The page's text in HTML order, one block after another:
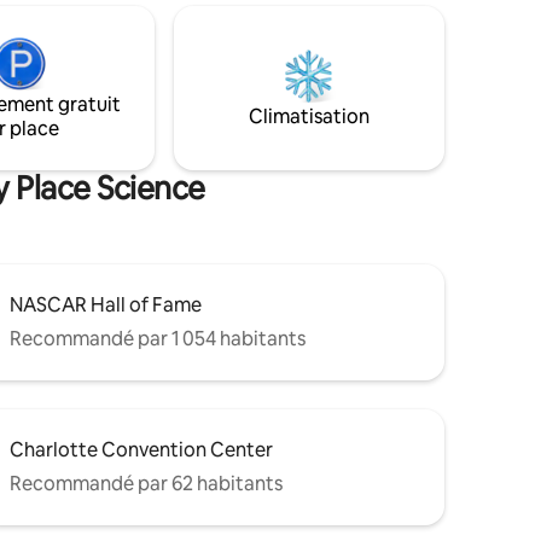
le
pour
ou les
à pied
Elle est à 10 miles de l'aéroport et à
2 miles du centre-ville de Charlotte. 30 %
de réduction pour les séjours à la
semaine et 40 % de réduction pour les
construction à côté.
gratuit
place
Climatisation
Science
NASCAR Hall of Fame
Recommandé par 1 054 habitants
Charlotte Convention Center
Recommandé par 62 habitants